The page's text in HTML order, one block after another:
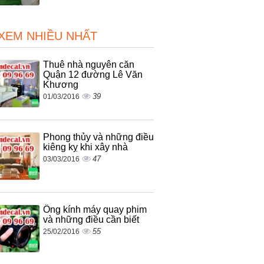
NHIỀU NHẤT
Thuê nhà nguyên căn
Quận 12 đường Lê Văn
Khương
01/03/2016 39
Phong thủy và những điều
kiêng kỵ khi xây nhà
03/03/2016 47
Ống kính máy quay phim
và những điều cần biết
25/02/2016 55